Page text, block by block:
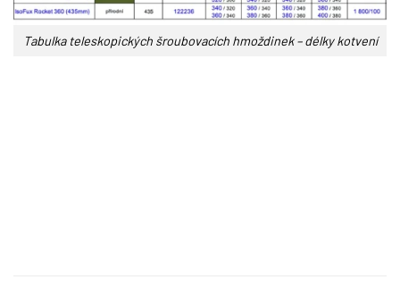
Tabulka teleskopických šroubovacích hmoždinek – délky kotvení